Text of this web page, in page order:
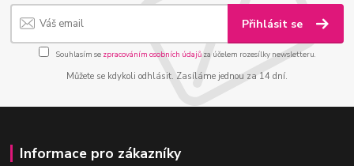
Přihlásit se
Souhlasím se zpracováním osobních údajůza účelem rozesílky newsletteru.
Můžete se kdykoli odhlásit. Zasíláme jednou za 14 dní.
Informace pro zákazníky